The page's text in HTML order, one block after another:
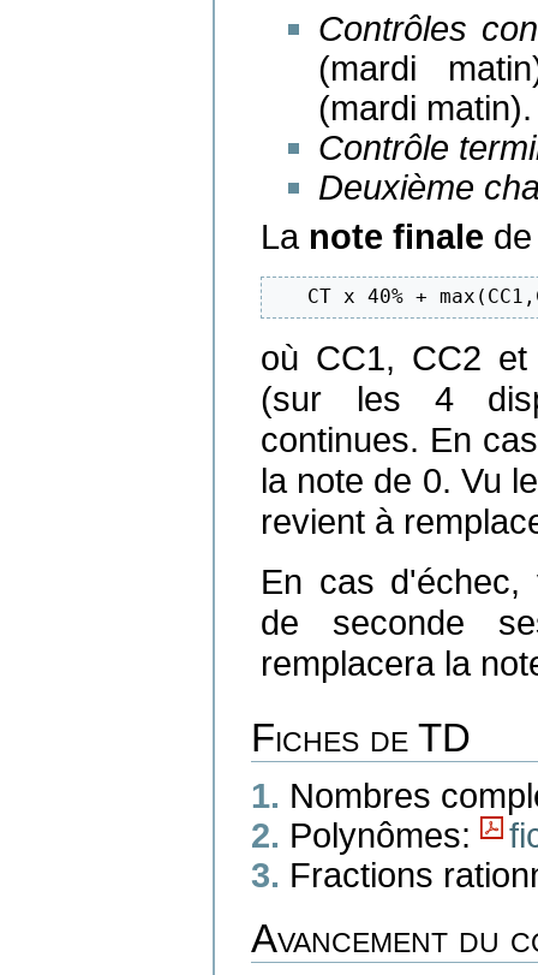
Contrôles
(mardi
(mardi matin).
Contrôle
Deuxième
La note finale
CT x 40% +
où CC1, CC2
(sur les 4
continues. En
la note de 0. Vu
revient à
En cas d'échec,
de seconde
remplacera la
Fiches de TD
Nombres
Polynômes:
Fractions
Avancement du